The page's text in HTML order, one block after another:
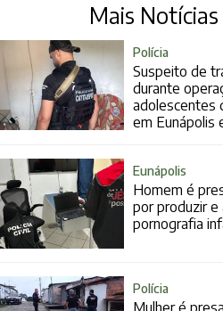
Mais Notícias
Polícia
Suspeito de
durante
adolescentes
em Eunápolis
Eunápolis
Homem é
por produzir e
pornografia
Polícia